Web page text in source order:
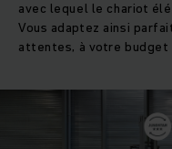
avec lequel le chariot
Vous adaptez ainsi
attentes, à votre